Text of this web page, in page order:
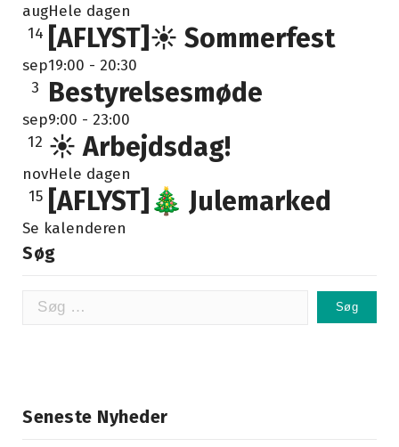
aug
14
Hele dagen
[AFLYST]☀️ Sommerfest
sep
3
19:00 - 20:30
Bestyrelsesmøde
sep
12
9:00 - 23:00
☀️ Arbejdsdag!
nov
15
Hele dagen
[AFLYST]🎄 Julemarked
Se kalenderen
Søg
Søg
Seneste Nyheder